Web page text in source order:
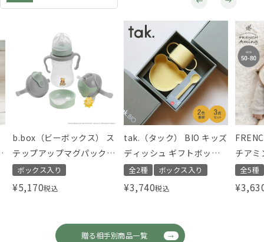
b.box（ビーボックス） ス
テップアップマグパック
Pooh
ボックス入り
¥5,170税込
tak.（タック） BIO キッズ
ディッシュ ギフトボック
ス ベアー ミニ
全2種 ボックス入り
¥3,740税込
チアミ
スリー
全5種
¥
贈る相手別商品一覧